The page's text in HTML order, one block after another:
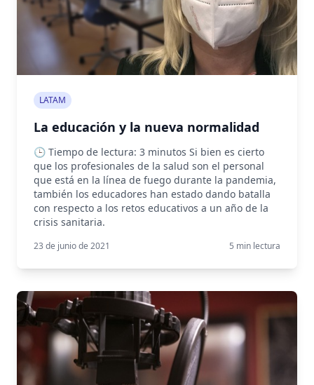
LATAM
La educación y la nueva normalidad
🕒 Tiempo de lectura: 3 minutos Si bien es cierto
que los profesionales de la salud son el personal
que está en la línea de fuego durante la pandemia,
también los educadores han estado dando batalla
con respecto a los retos educativos a un año de la
crisis sanitaria.
23 de junio de 2021 5 min lectura